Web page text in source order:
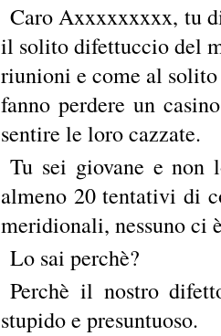
Caro Axxxxxxxxx, tu
il solito difettuccio del
riunioni e come al
fanno perdere un
sentire le loro cazzate.
Tu sei giovane e
almeno 20 tentativi di
meridionali, nessuno ci
Lo sai perchè?
Perchè il nostro
stupido e presuntuoso.